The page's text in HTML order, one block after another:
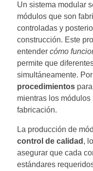
Un sistema modular
módulos que son
controladas y
construcción. Este
entender cómo
permite que
simultáneamente.
procedimientos
mientras los
fabricación.
La producción de
control de calidad ,
asegurar que cada
estándares